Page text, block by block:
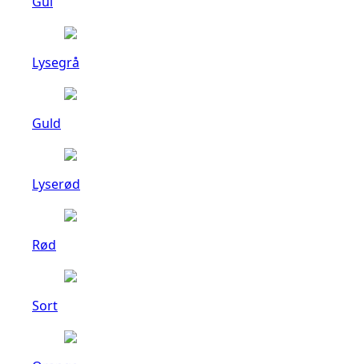
Lysegrå
Guld
Lyserød
Rød
Sort